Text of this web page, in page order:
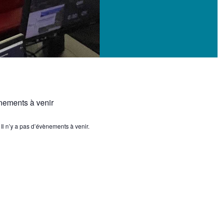
à venir
Il n’y a pas d’évènements à venir.